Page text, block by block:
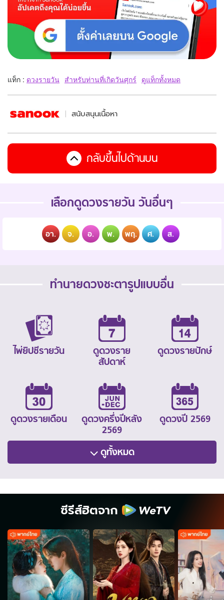
แท็ก : ดวงรายวัน สำหรับท่านที่เกิดวันศุกร์ ดูแท็กทั้งหมด
สนับสนุนเนื้อหา
กลับขึ้นไปด้านบน
เลือกดูดวงรายวัน วันอื่นๆ
อา. จ. อ. พ. พฤ. ศ. ส.
ทำนายดวงชะตารูปแบบอื่น
ไพ่ยิปซีรายวัน
ดูดวงราย
สัปดาห์
ดูดวงรายปักษ์
ดูดวงรายเดือน
ดูดวงครึ่งปีหลัง
2569
ดูดวงปี 2569
ดูทั้งหมด
ซีรีส์ฮิตจาก